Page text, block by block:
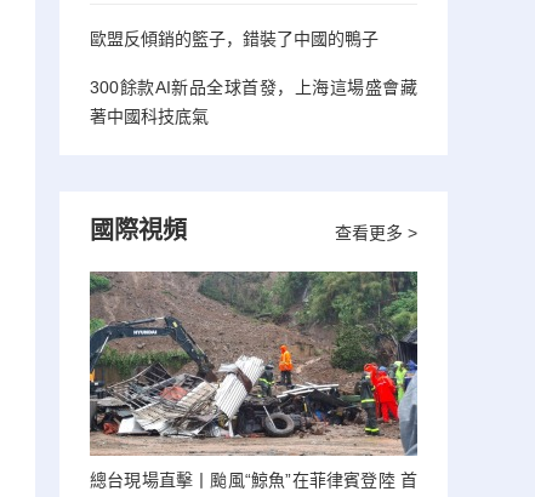
歐盟反傾銷的籃子，錯裝了中國的鴨子
300餘款AI新品全球首發，上海這場盛會藏
著中國科技底氣
查看更多 >
國際視頻
總台現場直擊丨颱風“鯨魚”在菲律賓登陸 首